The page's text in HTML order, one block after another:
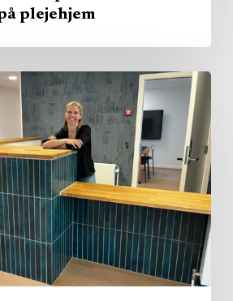
plejehjem